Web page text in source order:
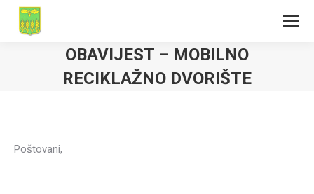
OBAVIJEST – MOBILNO
RECIKLAŽNO DVORIŠTE
Poštovani,